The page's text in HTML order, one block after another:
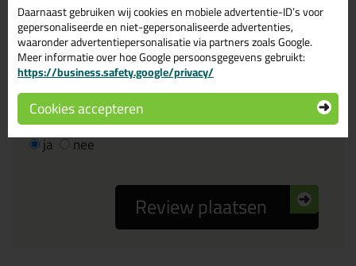
Beoordeling
Zou jij dit product aanbevelen bij anderen?
ja
nee
Review plaatsen
Daarnaast gebruiken wij cookies en mobiele advertentie-ID’s voor
gepersonaliseerde en niet-gepersonaliseerde advertenties,
waaronder advertentiepersonalisatie via partners zoals Google.
Meer informatie over hoe Google persoonsgegevens gebruikt:
https://business.safety.google/privacy/
Cookies accepteren